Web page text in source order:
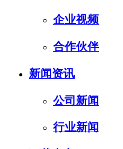
企业视频
合作伙伴
新闻资讯
公司新闻
行业新闻